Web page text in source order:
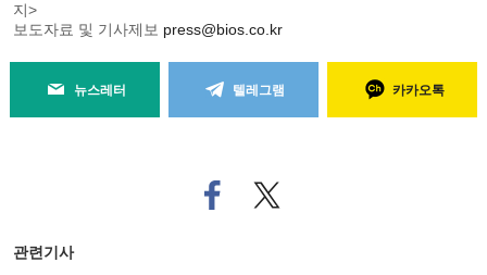
지>
보도자료 및 기사제보 press@bios.co.kr
뉴스레터 텔레그램 카카오톡
페
이
트위
터로
관련기사